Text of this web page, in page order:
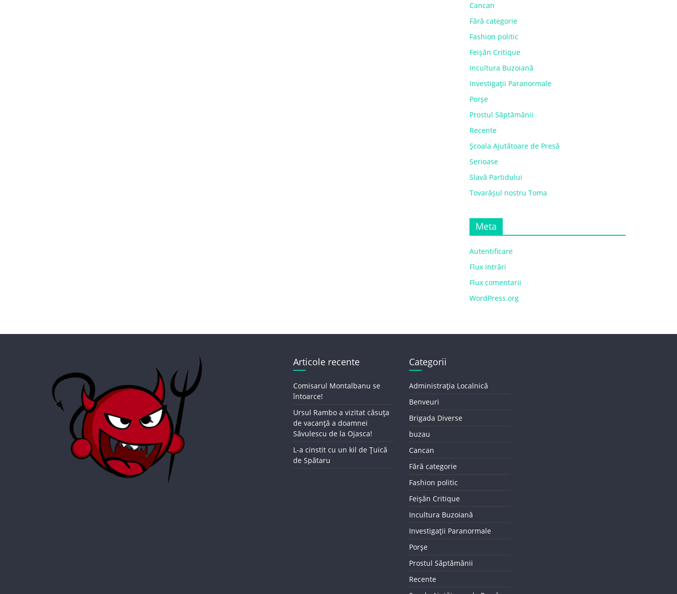
Cancan
Fără categorie
Fashion politic
Feișăn Critique
Incultura Buzoiană
Investigații Paranormale
Porșe
Prostul Săptămânii
Recente
Școala Ajutătoare de Presă
Serioase
Slavă Partidului
Tovarășul nostru Toma
Meta
Autentificare
Flux intrări
Flux comentarii
WordPress.org
Articole recente
Comisarul Montalbanu se
întoarce!
Ursul Rambo a vizitat căsuța
de vacanță a doamnei
Săvulescu de la Ojasca!
L-a cinstit cu un kil de Țuică
de Spătaru
Categorii
Administrația Localnică
Benveuri
Brigada Diverse
buzau
Cancan
Fără categorie
Fashion politic
Feișăn Critique
Incultura Buzoiană
Investigații Paranormale
Porșe
Prostul Săptămânii
Recente